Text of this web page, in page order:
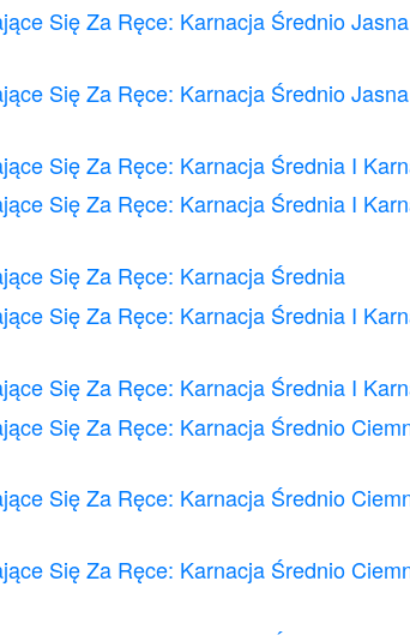
Się Za Ręce: Karnacja Średnio
Się Za Ręce: Karnacja Średnio
Się Za Ręce: Karnacja Średnia I
Się Za Ręce: Karnacja Średnia I
Się Za Ręce: Karnacja Średnia
Się Za Ręce: Karnacja Średnia I
Się Za Ręce: Karnacja Średnia I
Się Za Ręce: Karnacja Średnio
Się Za Ręce: Karnacja Średnio
Się Za Ręce: Karnacja Średnio